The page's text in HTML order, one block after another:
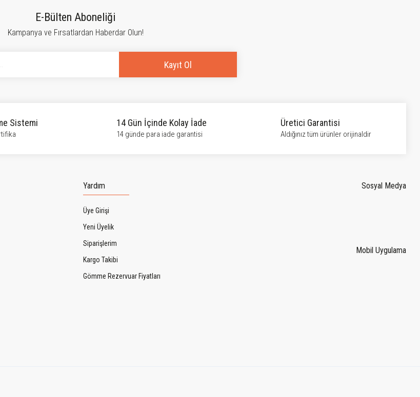
Bu ürüne ilk yorumu siz yapın!
E-Bülten Aboneliği
Kampanya ve Fırsatlardan Haberdar Olun!
Kayıt Ol
Sistemi 14 Gün İçinde Kolay İade
14 günde para iade garantisi
Üretici Garantisi
Aldığınız tüm ürünler orijinaldir
Yardım
Üye Girişi
Yeni Üyelik
Siparişlerim
Kargo Takibi
Gömme Rezervuar Fiyatları
Sosyal Medya
Mobil Uygulama